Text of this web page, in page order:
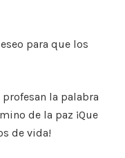
para que los
la palabra
de la paz ¡Que
de vida!